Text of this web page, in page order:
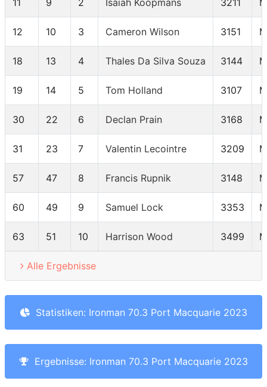
11 9 2 Isaiah Koopmans 3211
12 10 3 Cameron Wilson 3151
18 13 4 Thales Da Silva Souza 3144
19 14 5 Tom Holland 3107
30 22 6 Declan Prain 3168
31 23 7 Valentin Lecointre 3209
57 47 8 Francis Rupnik 3148
60 49 9 Samuel Lock 3353
63 51 10 Harrison Wood 3499
Alle Ergebnisse
Statistiken: Ironman 70.3 Port Macquarie 2023
Ergebnisse: Ironman 70.3 Port Macquarie 2023